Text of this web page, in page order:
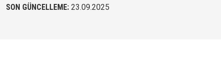
SON GÜNCELLEME: 23.09.2025